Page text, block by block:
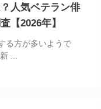
人気ベテラン俳
【2026年】
る方が多いようで
...